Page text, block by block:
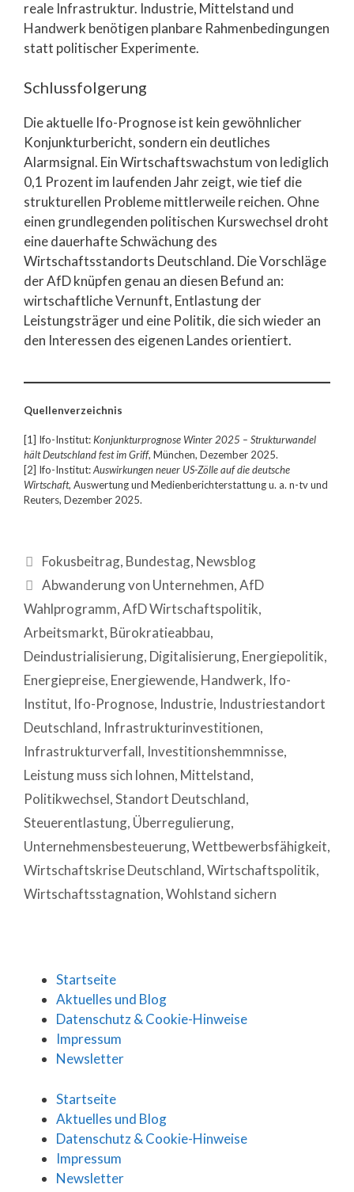
reale Infrastruktur. Industrie, Mittelstand und
Handwerk benötigen planbare Rahmenbedingungen
statt politischer Experimente.
Schlussfolgerung
Die aktuelle Ifo-Prognose ist kein gewöhnlicher
Konjunkturbericht, sondern ein deutliches
Alarmsignal. Ein Wirtschaftswachstum von lediglich
0,1 Prozent im laufenden Jahr zeigt, wie tief die
strukturellen Probleme mittlerweile reichen. Ohne
einen grundlegenden politischen Kurswechsel droht
eine dauerhafte Schwächung des
Wirtschaftsstandorts Deutschland. Die Vorschläge
der AfD knüpfen genau an diesen Befund an:
wirtschaftliche Vernunft, Entlastung der
Leistungsträger und eine Politik, die sich wieder an
den Interessen des eigenen Landes orientiert.
Quellenverzeichnis
[1] Ifo-Institut: Konjunkturprognose Winter 2025 – Strukturwandel
hält Deutschland fest im Griff, München, Dezember 2025.
[2] Ifo-Institut:Auswirkungen neuer US-Zölle auf die deutsche
Wirtschaft, Auswertung und Medienberichterstattung u. a. n-tv und
Reuters, Dezember 2025.
Fokusbeitrag, Bundestag, Newsblog
Abwanderung von Unternehmen,AfD
Wahlprogramm,AfD Wirtschaftspolitik,
Arbeitsmarkt, Bürokratieabbau,
Deindustrialisierung, Digitalisierung, Energiepolitik,
Energiepreise, Energiewende, Handwerk, Ifo-
Institut, Ifo-Prognose, Industrie, Industriestandort
Deutschland, Infrastrukturinvestitionen,
Infrastrukturverfall, Investitionshemmnisse,
Leistung muss sich lohnen, Mittelstand,
Politikwechsel,Standort Deutschland,
Steuerentlastung, Überregulierung,
Unternehmensbesteuerung,Wettbewerbsfähigkeit,
Wirtschaftskrise Deutschland,Wirtschaftspolitik,
Wirtschaftsstagnation,Wohlstand sichern
Startseite
Aktuelles und Blog
Datenschutz & Cookie-Hinweise
Impressum
Newsletter
Startseite
Aktuelles und Blog
Datenschutz & Cookie-Hinweise
Impressum
Newsletter